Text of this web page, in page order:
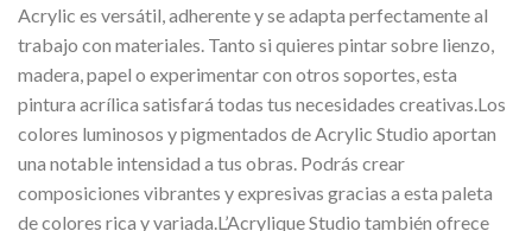
Acrylic es versátil, adherente y se adapta perfectamente al
trabajo con materiales. Tanto si quieres pintar sobre lienzo,
madera, papel o experimentar con otros soportes, esta
pintura acrílica satisfará todas tus necesidades creativas.Los
colores luminosos y pigmentados de Acrylic Studio aportan
una notable intensidad a tus obras. Podrás crear
composiciones vibrantes y expresivas gracias a esta paleta
de colores rica y variada.L’Acrylique Studio también ofrece